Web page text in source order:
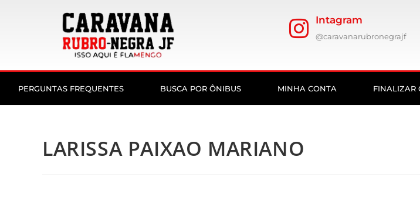
Intagram
@caravanarubronegrajf
PERGUNTAS FREQUENTES BUSCA POR ÔNIBUS MINHA CONTA FINALIZAR
LARISSA PAIXAO MARIANO